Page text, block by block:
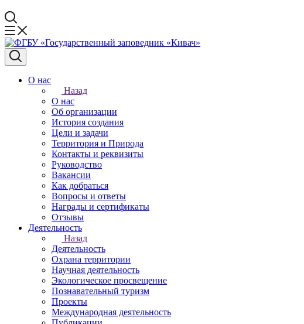
О нас
Назад
О нас
Об организации
История создания
Цели и задачи
Территория и Природа
Контакты и реквизиты
Руководство
Вакансии
Как добраться
Вопросы и ответы
Награды и сертификаты
Отзывы
Деятельность
Назад
Деятельность
Охрана территории
Научная деятельность
Экологическое просвещение
Познавательный туризм
Проекты
Международная деятельность